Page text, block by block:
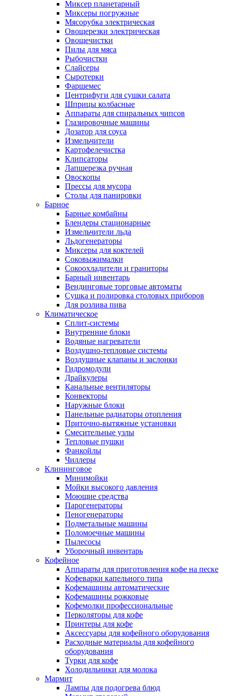
Миксер планетарный
Миксеры погружные
Мясорубка электрическая
Овощерезки электрическая
Овощечистки
Пилы для мяса
Рыбочистки
Слайсеры
Сыротерки
Фаршемес
Центрифуги для сушки салата
Шприцы колбасные
Аппараты для спиральных чипсов
Глазировочные машины
Дозатор для соуса
Измельчители
Картофелечистка
Клипсаторы
Лапшерезка ручная
Овоскопы
Прессы для мусора
Столы для панировки
Барное
Барные комбайны
Блендеры стационарные
Измельчители льда
Льдогенераторы
Миксеры для коктелей
Соковыжималки
Сокоохладители и граниторы
Барный инвентарь
Вендинговые торговые автоматы
Сушка и полировка столовых приборов
Для розлива пива
Климатическое
Сплит-системы
Внутренние блоки
Водяные нагреватели
Воздушно-тепловые системы
Воздушные клапаны и заслонки
Гидромодули
Драйкулеры
Канальные вентиляторы
Конвекторы
Наружные блоки
Панельные радиаторы отопления
Приточно-вытяжные установки
Смесительные узлы
Тепловые пушки
Фанкойлы
Чиллеры
Клининговое
Минимойки
Мойки высокого давления
Моющие средства
Парогенераторы
Пеногенераторы
Подметальные машины
Поломоечные машины
Пылесосы
Уборочный инвентарь
Кофейное
Аппараты для приготовления кофе на песке
Кофеварки капельного типа
Кофемашины автоматические
Кофемашины рожковые
Кофемолки профессиональные
Перколяторы для кофе
Принтеры для кофе
Аксессуары для кофейного оборудования
Расходные материалы для кофейного
оборудования
Турки для кофе
Холодильники для молока
Мармит
Лампы для подогрева блюд